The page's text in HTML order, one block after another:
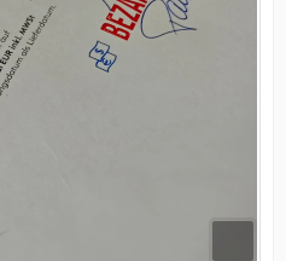
an, alle Services
dass ich alle notwendigen
darf. Daher sind die
demnächst eine einfache
(Öl, Ölfilter und
kann ich noch mal
wird.